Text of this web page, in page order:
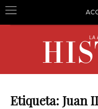
Etiqueta: Juan II